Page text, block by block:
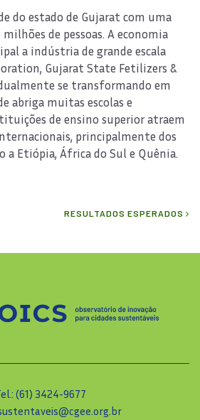
do estado de Gujarat com uma
de pessoas. A economia
a indústria de grande escala
Gujarat State Fetilizers &
se transformando em
abriga muitas escolas e
de ensino superior atraem
principalmente dos
a Etiópia, África do Sul e Quênia.
RESULTADOS ESPERADOS
(61) 3424-9677